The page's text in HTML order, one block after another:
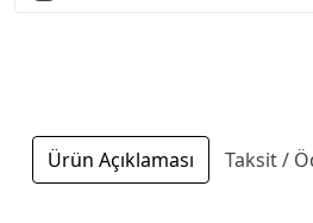
Ürün Açıklaması Taksit /